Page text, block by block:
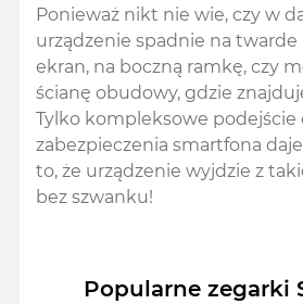
Ponieważ nikt nie wie, czy w
urządzenie spadnie na twarde
ekran, na boczną ramkę, czy
ścianę obudowy, gdzie
Tylko kompleksowe podejście
zabezpieczenia smartfona
to, że urządzenie wyjdzie z
bez szwanku!
Popularne zegarki